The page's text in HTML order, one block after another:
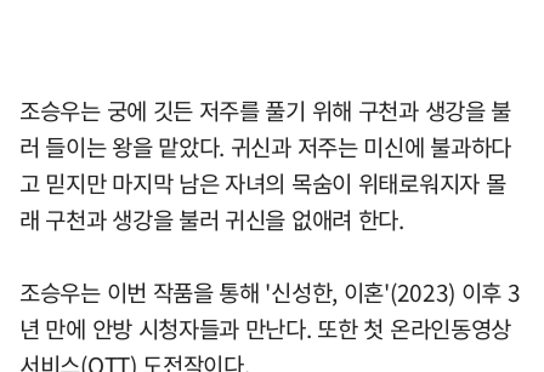
조승우는 궁에 깃든 저주를 풀기 위해 구천과 생강을 불
러 들이는 왕을 맡았다. 귀신과 저주는 미신에 불과하다
고 믿지만 마지막 남은 자녀의 목숨이 위태로워지자 몰
래 구천과 생강을 불러 귀신을 없애려 한다.
조승우는 이번 작품을 통해 '신성한, 이혼'(2023) 이후 3
년 만에 안방 시청자들과 만난다. 또한 첫 온라인동영상
서비스(OTT) 도전작이다.